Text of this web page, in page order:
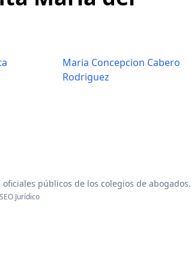
Maria Concepcion Cabero
Rodriguez
públicos de los colegios de abogados.
SEO Jurídico